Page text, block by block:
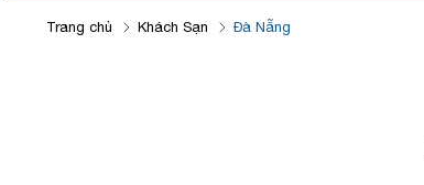
Trang chủ Khách Sạn Đà Nẵng